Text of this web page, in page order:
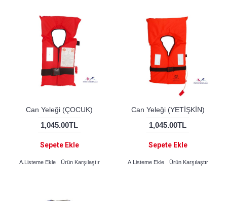
Can Yeleği (ÇOCUK)
1,045.00TL
Sepete Ekle
A.Listeme Ekle Ürün Karşılaştır
Can Yeleği (YETİŞKİN)
1,045.00TL
Sepete Ekle
A.Listeme Ekle Ürün Karşılaştır